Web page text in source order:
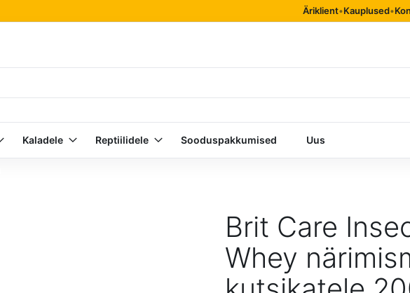
Äriklient•Kauplused•
Kaladele Reptiilidele Sooduspakkumised Uus
Brit Care
Whey